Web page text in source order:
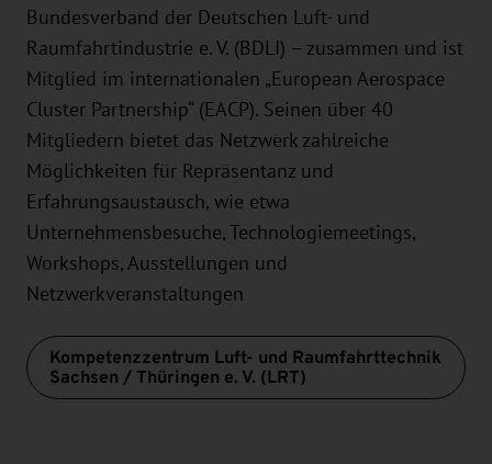
Bundesverband der Deutschen Luft- und
Raumfahrtindustrie e. V. (BDLI) – zusammen und ist
Mitglied im internationalen „European Aerospace
Cluster Partnership“ (EACP). Seinen über 40
Mitgliedern bietet das Netzwerk zahlreiche
Möglichkeiten für Repräsentanz und
Erfahrungsaustausch, wie etwa
Unternehmensbesuche, Technologiemeetings,
Workshops, Ausstellungen und
Netzwerkveranstaltungen
Kompetenzzentrum Luft- und Raumfahrttechnik
Sachsen / Thüringen e. V. (LRT)